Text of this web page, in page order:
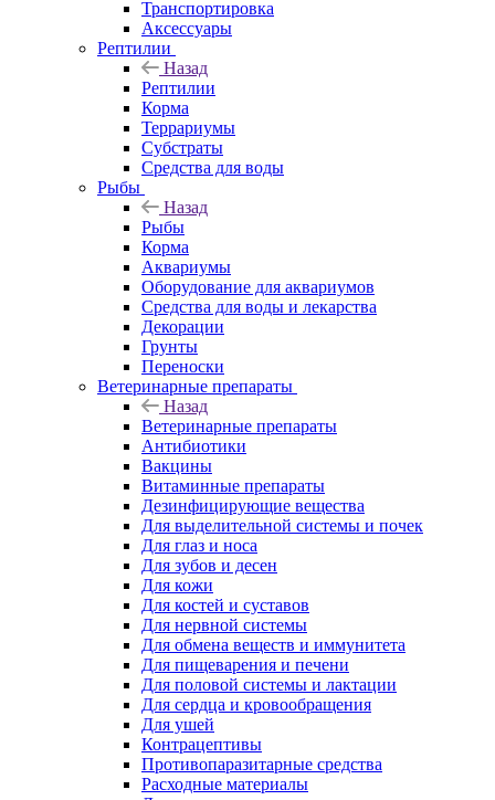
Транспортировка
Аксессуары
Рептилии
Назад
Рептилии
Корма
Террариумы
Субстраты
Средства для воды
Рыбы
Назад
Рыбы
Корма
Аквариумы
Оборудование для аквариумов
Средства для воды и лекарства
Декорации
Грунты
Переноски
Ветеринарные препараты
Назад
Ветеринарные препараты
Антибиотики
Вакцины
Витаминные препараты
Дезинфицирующие вещества
Для выделительной системы и почек
Для глаз и носа
Для зубов и десен
Для кожи
Для костей и суставов
Для нервной системы
Для обмена веществ и иммунитета
Для пищеварения и печени
Для половой системы и лактации
Для сердца и кровообращения
Для ушей
Контрацептивы
Противопаразитарные средства
Расходные материалы